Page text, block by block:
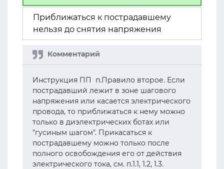
Приближаться к пострадавшему
нельзя до снятия напряжения
Инструкция ПП п.Правило второе. Если
пострадавший лежит в зоне шагового
напряжения или касается электрического
провода, то приближаться к нему можно
только в диэлектрических ботах или
"гусиным шагом". Прикасаться к
пострадавшему можно только после
полного освобождения его от действия
электрического тока, см. п.1.1, 1.2, 1.3.